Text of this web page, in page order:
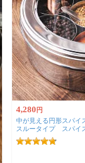
4,280 円
中が見える円形スパ
スルータイプ スパイ